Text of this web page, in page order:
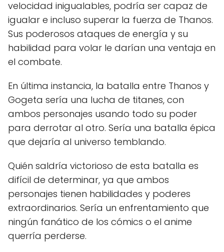
velocidad inigualables, podría ser capaz de
igualar e incluso superar la fuerza de Thanos.
Sus poderosos ataques de energía y su
habilidad para volar le darían una ventaja en
el combate.
En última instancia, la batalla entre Thanos y
Gogeta sería una lucha de titanes, con
ambos personajes usando todo su poder
para derrotar al otro. Sería una batalla épica
que dejaría al universo temblando.
Quién saldría victorioso de esta batalla es
difícil de determinar, ya que ambos
personajes tienen habilidades y poderes
extraordinarios. Sería un enfrentamiento que
ningún fanático de los cómics o el anime
querría perderse.